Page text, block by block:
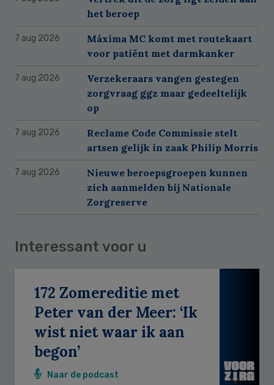
het beroep
7 aug 2026
Máxima MC komt met routekaart
voor patiënt met darmkanker
7 aug 2026
Verzekeraars vangen gestegen
zorgvraag ggz maar gedeeltelijk
op
7 aug 2026
Reclame Code Commissie stelt
artsen gelijk in zaak Philip Morris
7 aug 2026
Nieuwe beroepsgroepen kunnen
zich aanmelden bij Nationale
Zorgreserve
Interessant voor u
172 Zomereditie met
Peter van der Meer: ‘Ik
wist niet waar ik aan
begon’
Naar de podcast